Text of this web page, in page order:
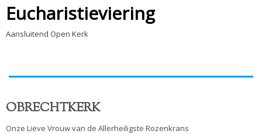
Eucharistieviering
Aansluitend Open Kerk
OBRECHTKERK
Onze Lieve Vrouw van de Allerheiligste Rozenkrans